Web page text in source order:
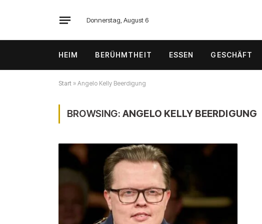
Donnerstag, August 6
HEIM BERÜHMTHEIT ESSEN GESCHÄFT
Start » Angelo Kelly Beerdigung
BROWSING: ANGELO KELLY BEERDIGUNG